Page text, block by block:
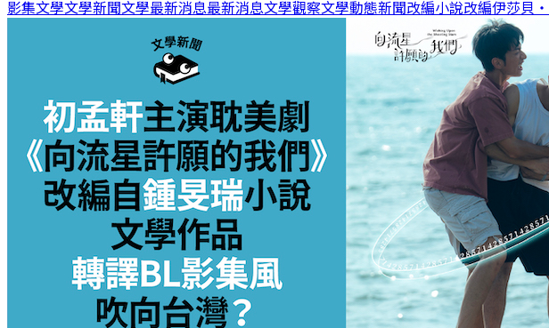
影集文學文學新聞文學最新消息最新消息文學觀察文學動態新聞改編小說改編伊莎貝